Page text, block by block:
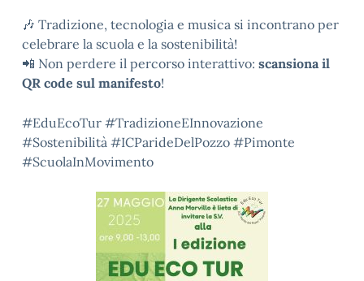
🎶 Tradizione, tecnologia e musica si incontrano per
celebrare la scuola e la sostenibilità!
📲 Non perdere il percorso interattivo: scansiona il
QR code sul manifesto!
#EduEcoTur #TradizioneEInnovazione
#Sostenibilità #ICParideDelPozzo #Pimonte
#ScuolaInMovimento